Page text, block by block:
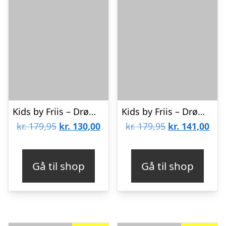
Kids by Friis – Drømmefanger uro, vædderen
kr.179,95 Den
var:
kr. 179,95.
kr. 130,00Den
kr. 130,00.
Gå til shop
Kids by Friis – Drømmefanger uro, skytten
kr.179,95 Den
var:
kr. 179,95.
kr. 141,00Den
kr.
Gå til shop